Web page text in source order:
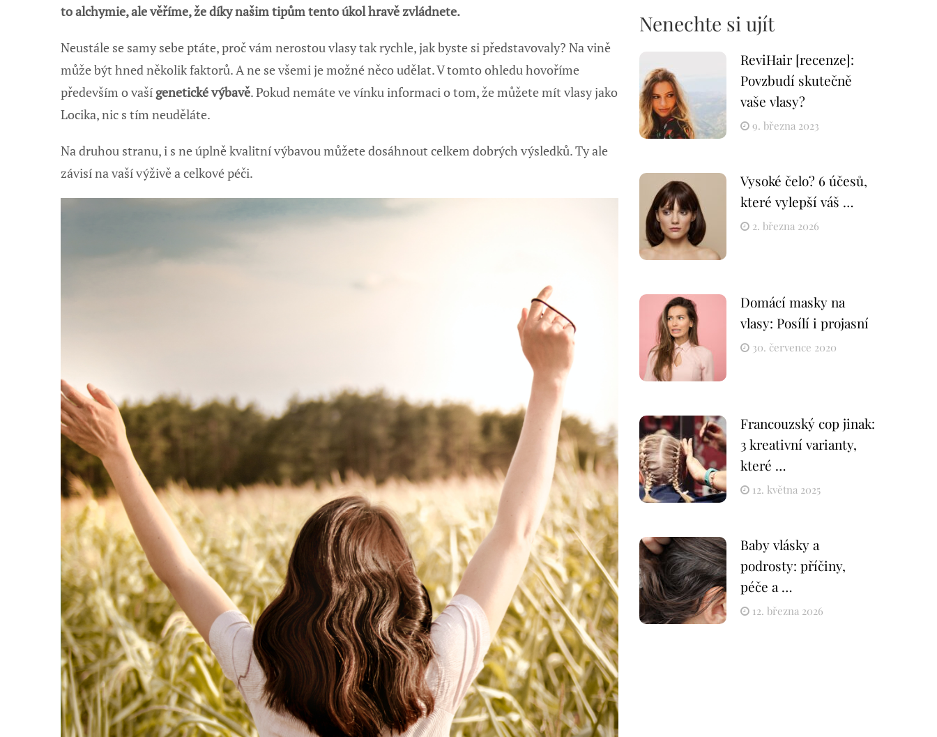
to alchymie, ale věříme, že díky našim tipům tento úkol hravě zvládnete.
Neustále se samy sebe ptáte, proč vám nerostou vlasy tak rychle, jak byste si představovaly? Na vině
může být hned několik faktorů. A ne se všemi je možné něco udělat. V tomto ohledu hovoříme
především o vaší genetické výbavě. Pokud nemáte ve vínku informaci o tom, že můžete mít vlasy jako
Locika, nic s tím neuděláte.
Na druhou stranu, i s ne úplně kvalitní výbavou můžete dosáhnout celkem dobrých výsledků. Ty ale
závisí na vaší výživě a celkové péči.
Nenechte si ujít
ReviHair [recenze]:
Povzbudí skutečně
vaše vlasy?
9. března 2023
Vysoké čelo? 6 účesů,
které vylepší váš …
2. března 2026
Domácí masky na
vlasy: Posílí i projasní
30. července 2020
Francouzský cop jinak:
3 kreativní varianty,
které …
12. května 2025
Baby vlásky a
podrosty: příčiny,
péče a …
12. března 2026